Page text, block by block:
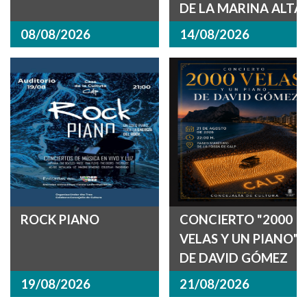
08/08/2026
DE LA MARINA ALTA
14/08/2026
ROCK PIANO
19/08/2026
CONCIERTO "2000
VELAS Y UN PIANO"
DE DAVID GÓMEZ
21/08/2026